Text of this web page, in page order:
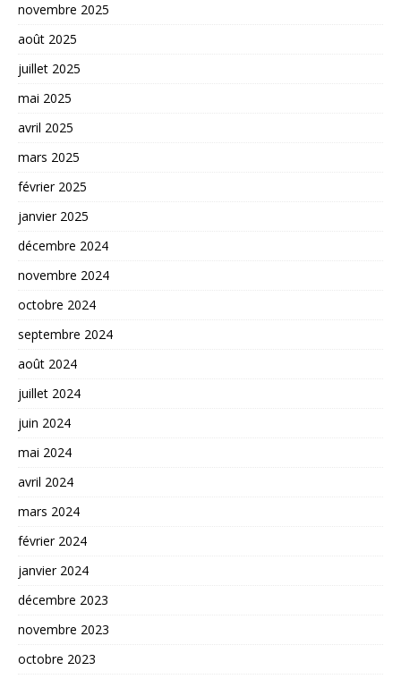
novembre 2025
août 2025
juillet 2025
mai 2025
avril 2025
mars 2025
février 2025
janvier 2025
décembre 2024
novembre 2024
octobre 2024
septembre 2024
août 2024
juillet 2024
juin 2024
mai 2024
avril 2024
mars 2024
février 2024
janvier 2024
décembre 2023
novembre 2023
octobre 2023